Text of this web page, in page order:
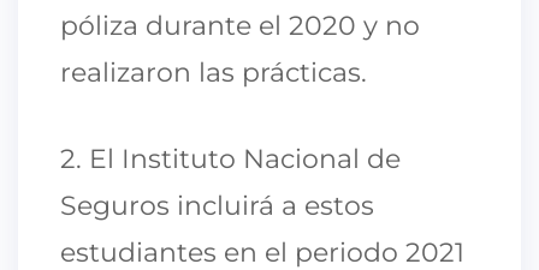
póliza durante el 2020 y no
realizaron las prácticas.
2. El Instituto Nacional de
Seguros incluirá a estos
estudiantes en el periodo 2021